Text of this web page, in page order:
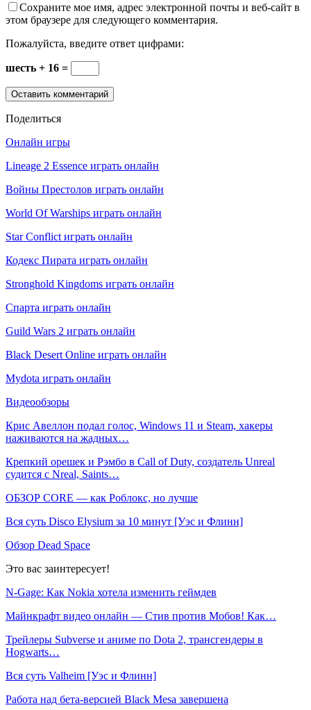
Сохраните мое имя, адрес электронной почты и веб-сайт в
этом браузере для следующего комментария.
Пожалуйста, введите ответ цифрами:
шесть + 16 =
Поделиться
Онлайн игры
Lineage 2 Essence играть онлайн
Войны Престолов играть онлайн
World Of Warships играть онлайн
Star Conflict играть онлайн
Кодекс Пирата играть онлайн
Stronghold Kingdoms играть онлайн
Спарта играть онлайн
Guild Wars 2 играть онлайн
Black Desert Online играть онлайн
Mydota играть онлайн
Видеообзоры
Крис Авеллон подал голос, Windows 11 и Steam, хакеры
наживаются на жадных…
Крепкий орешек и Рэмбо в Call of Duty, создатель Unreal
судится с Nreal, Saints…
ОБЗОР CORE — как Роблокс, но лучше
Вся суть Disco Elysium за 10 минут [Уэс и Флинн]
Обзор Dead Space
Это вас заинтересует!
N-Gage: Как Nokia хотела изменить геймдев
Майнкрафт видео онлайн — Стив против Мобов! Как…
Трейлеры Subverse и аниме по Dota 2, трансгендеры в
Hogwarts…
Вся суть Valheim [Уэс и Флинн]
Работа над бета-версией Black Mesa завершена